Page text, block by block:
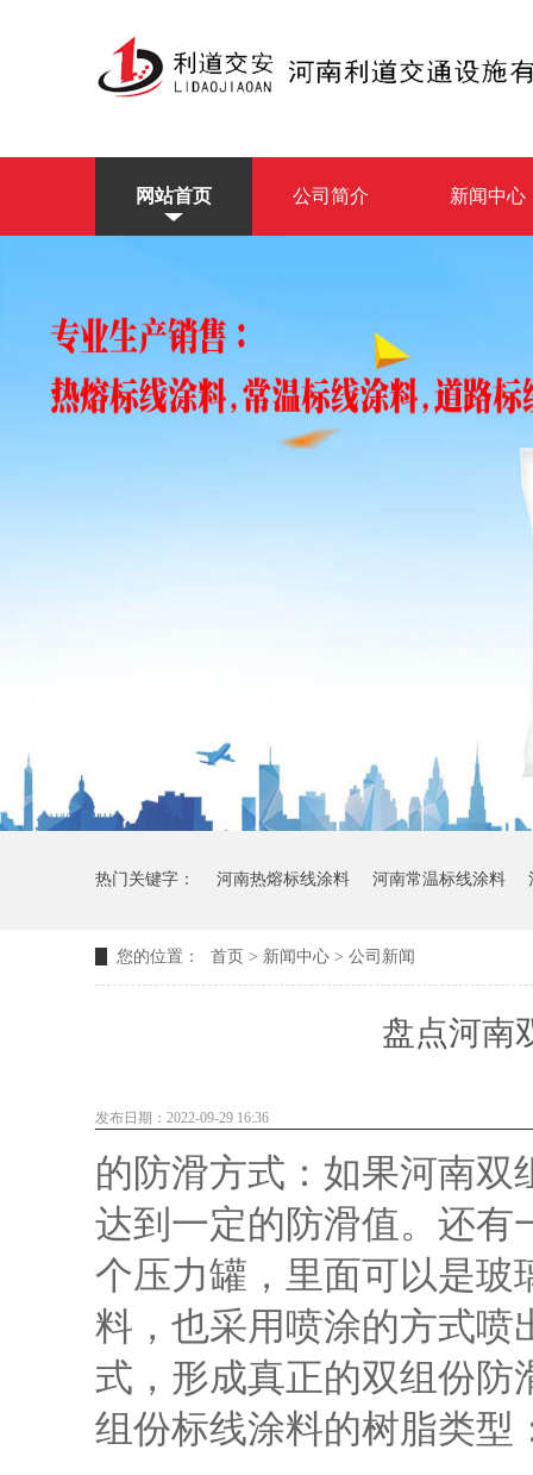
网站首页 公司简介 新闻中心
热门关键字： 河南热熔标线涂料 河南常温标线涂料
您的位置： 首页 > 新闻中心 > 公司新闻
盘点河南
发布日期：2022-09-29 16:36
的防滑方式：如果河南双
达到一定的防滑值。还有
个压力罐，里面可以是玻
料，也采用喷涂的方式喷
式，形成真正的双组份防
组份标线涂料的树脂类型